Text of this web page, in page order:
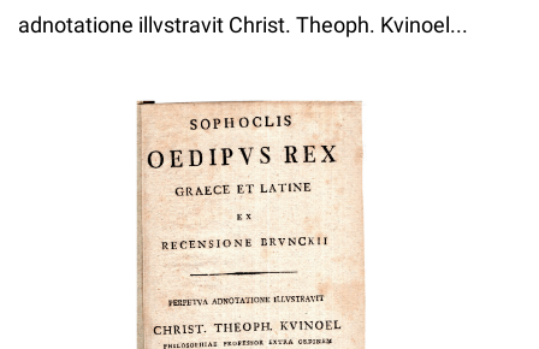
adnotatione illvstravit Christ. Theoph. Kvinoel...